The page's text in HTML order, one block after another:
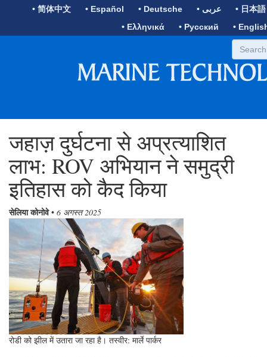
• 简体中文 • Español • Deutsche • عربى
• 日本語
• Ελληνικά
• Русский •
जहाज़ दुर्घटना से अप्रत्याशित
लाभ: ROV अभियान ने समुद्री
इतिहास को कैद किया
सेलिया कोनोवे• 6 अगस्त 2025
रोडी को झील में उतारा जा रहा है। तस्वीर: मार्ले पार्कर